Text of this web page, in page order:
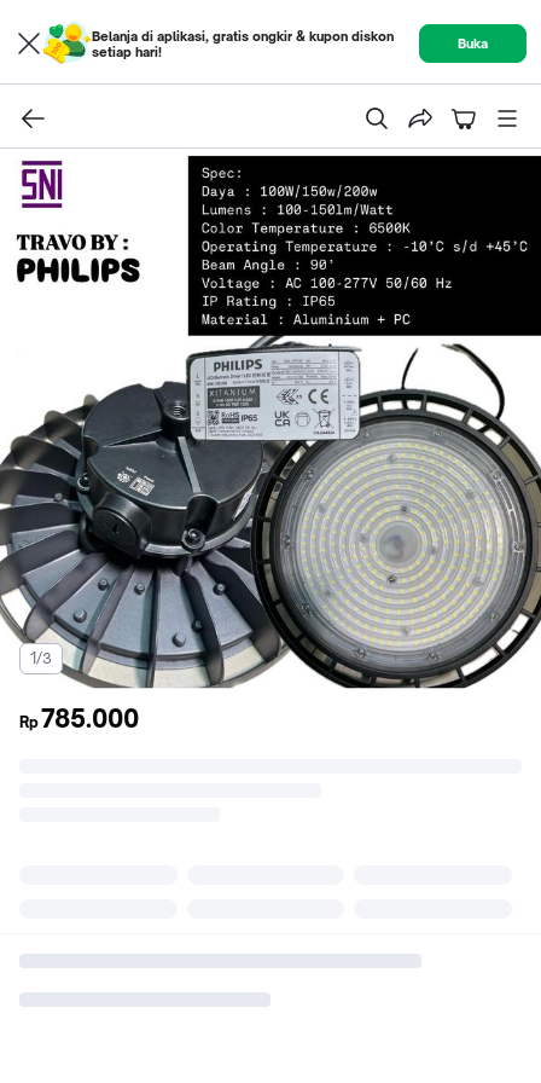
Belanja di aplikasi, gratis ongkir & kupon diskon
setiap hari!
Buka
1/3
Rp785.000